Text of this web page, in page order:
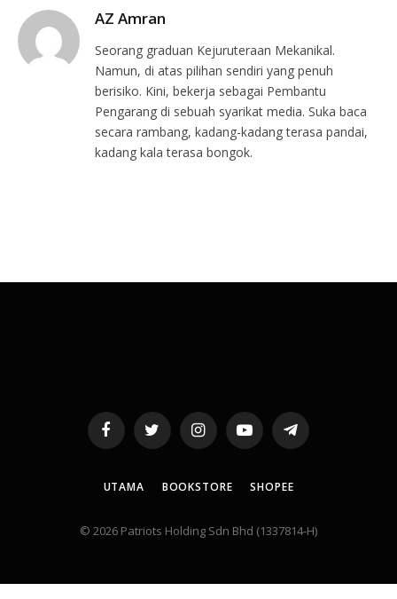
AZ Amran
Seorang graduan Kejuruteraan Mekanikal.
Namun, di atas pilihan sendiri yang penuh
berisiko. Kini, bekerja sebagai Pembantu
Pengarang di sebuah syarikat media. Suka baca
secara rambang, kadang-kadang terasa pandai,
kadang kala terasa bongok.
FacebookTwitter InstagramYouTubeTelegram
UTAMA BOOKSTORE SHOPEE
© 2026 Patriots Holding Sdn Bhd (1337814-H)